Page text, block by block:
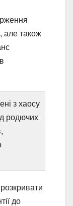
але також
з хаосу
родючих
до